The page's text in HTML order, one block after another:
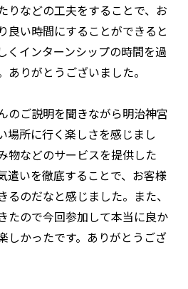
りなどの工夫をすることで、お
良い時間にすることができると
くインターンシップの時間を過
ありがとうございました。
のご説明を聞きながら明治神宮
場所に行く楽しさを感じまし
物などのサービスを提供した
遣いを徹底することで、お客様
るのだなと感じました。また、
たので今回参加して本当に良か
しかったです。ありがとうござ